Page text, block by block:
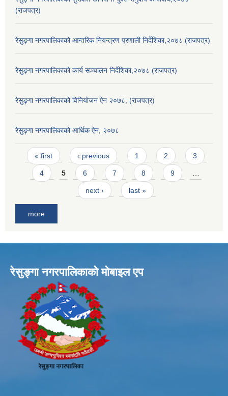
(राजपत्र)
रेसुङ्गा नगरपालिकाको आन्तरिक नियन्त्रण प्रणाली निर्देशिका,२०७८ (राजपत्र)
रेसुङ्गा नगरपालिकाको कार्य सञ्चालन निर्देशिका,२०७८ (राजपत्र)
रेसुङ्गा नगरपालिकाको विनियोजन ऐन २०७८, (राजपत्र)
रेसुङ्गा नगरपालिकाको आर्थिक ऐन, २०७८
Pages
« first ‹ previous 1 2 3
4 5 6 7 8 9
next › last »
more
रेसुङ्गा नगरपालिकाकाे माेबाइल एप